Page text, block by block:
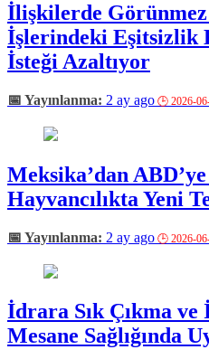
İlişkilerde
İşlerindeki Eşitsizlik
İsteği Azaltıyor
2 ay ago
Meksika’dan
Hayvancılıkta Yeni
2 ay ago
İdrara Sık Çıkma
Mesane Sağlığında